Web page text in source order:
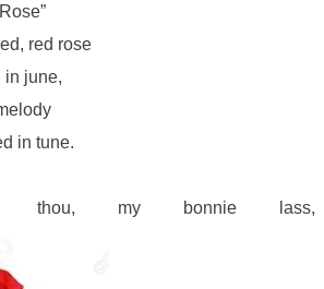
red rose
in june,
in tune.
my bonnie lass,